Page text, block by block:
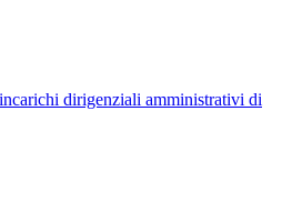
dirigenziali amministrativi di